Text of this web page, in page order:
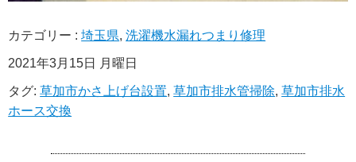
カテゴリー :埼玉県,洗濯機水漏れつまり修理
2021年3月15日 月曜日
タグ:草加市かさ上げ台設置,草加市排水管掃除,草加市排水
ホース交換